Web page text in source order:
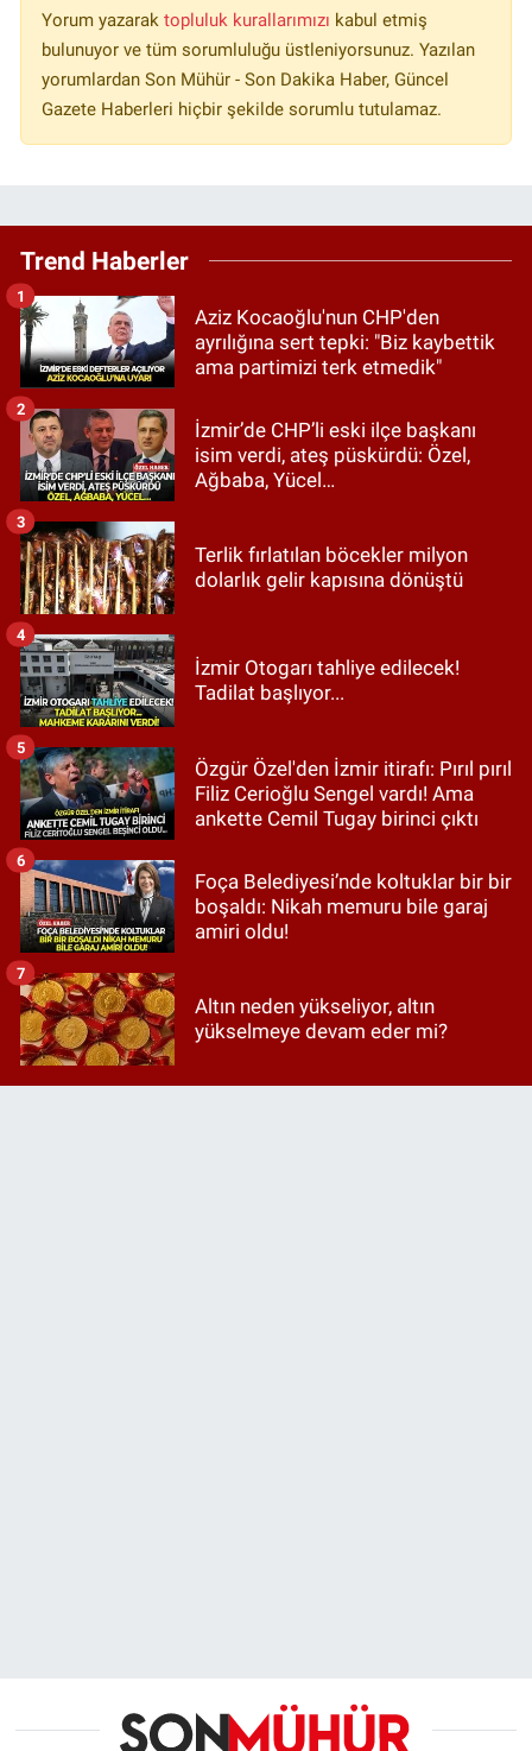
Yorum yazarak topluluk kurallarımızı kabul etmiş
bulunuyor ve tüm sorumluluğu üstleniyorsunuz. Yazılan
yorumlardan Son Mühür - Son Dakika Haber, Güncel
Gazete Haberleri hiçbir şekilde sorumlu tutulamaz.
Trend Haberler
Aziz Kocaoğlu'nun CHP'den
ayrılığına sert tepki: "Biz kaybettik
ama partimizi terk etmedik"
1
İzmir’de CHP’li eski ilçe başkanı
isim verdi, ateş püskürdü: Özel,
Ağbaba, Yücel…
2
Terlik fırlatılan böcekler milyon
dolarlık gelir kapısına dönüştü
3
İzmir Otogarı tahliye edilecek!
Tadilat başlıyor...
4
Özgür Özel'den İzmir itirafı: Pırıl pırıl
Filiz Cerioğlu Sengel vardı! Ama
ankette Cemil Tugay birinci çıktı
5
Foça Belediyesi’nde koltuklar bir bir
boşaldı: Nikah memuru bile garaj
amiri oldu!
6
Altın neden yükseliyor, altın
yükselmeye devam eder mi?
7